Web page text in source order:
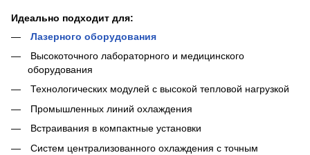
Идеально подходит для:
Лазерного оборудования
Высокоточного лабораторного и медицинского
оборудования
Технологических модулей с высокой тепловой нагрузкой
Промышленных линий охлаждения
Встраивания в компактные установки
Систем централизованного охлаждения с точным